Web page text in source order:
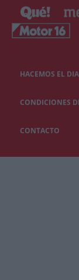
HACEMOS EL
CONDICIONES
CONTACTO